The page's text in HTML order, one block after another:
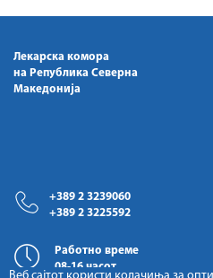
Лекарска комора
на Република Северна
Македонија
+389 2 3239060
+389 2 3225592
Работно време
08-16 часот